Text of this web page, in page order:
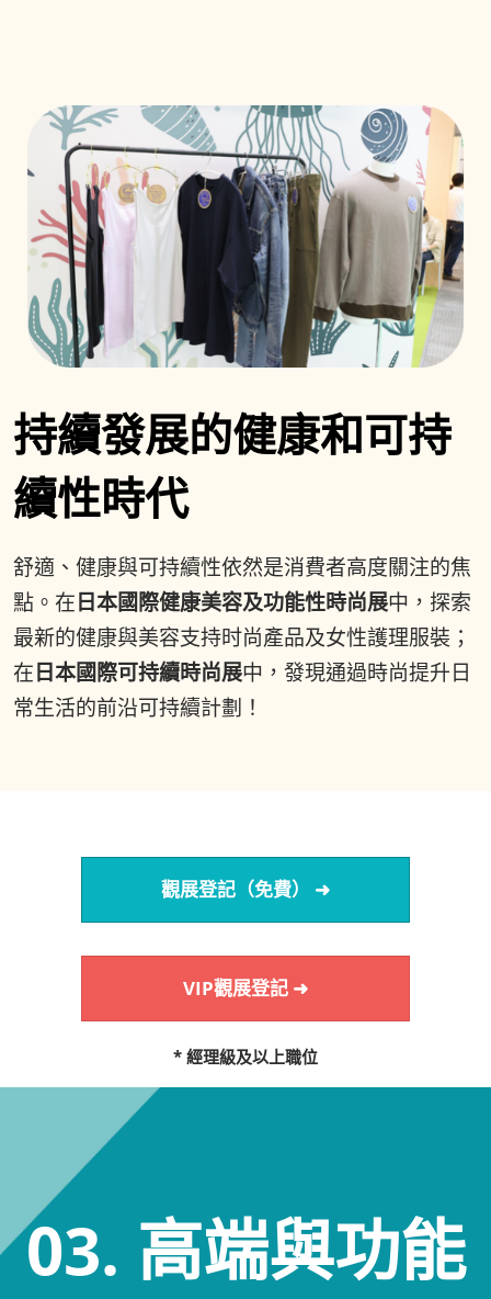
持續發展的健康和可持
續性時代
舒適、健康與可持續性依然是消費者高度關注的焦
點。在日本國際健康美容及功能性時尚展中，探索
最新的健康與美容支持时尚產品及女性護理服裝；
在日本國際可持續時尚展中，發現通過時尚提升日
常生活的前沿可持續計劃！
觀展登記（免費） ➜
VIP觀展登記 ➜
* 經理級及以上職位
03. 高端與功能